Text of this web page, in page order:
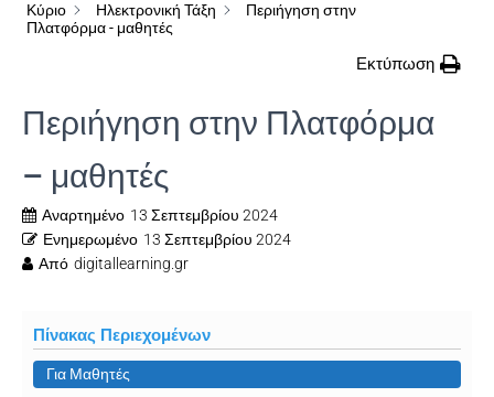
Κύριο
Ηλεκτρονική Τάξη
Περιήγηση στην
Πλατφόρμα - μαθητές
Εκτύπωση
Περιήγηση στην Πλατφόρμα
– μαθητές
Αναρτημένο 13 Σεπτεμβρίου 2024
Ενημερωμένο 13 Σεπτεμβρίου 2024
Από digitallearning.gr
Πίνακας Περιεχομένων
Για Μαθητές